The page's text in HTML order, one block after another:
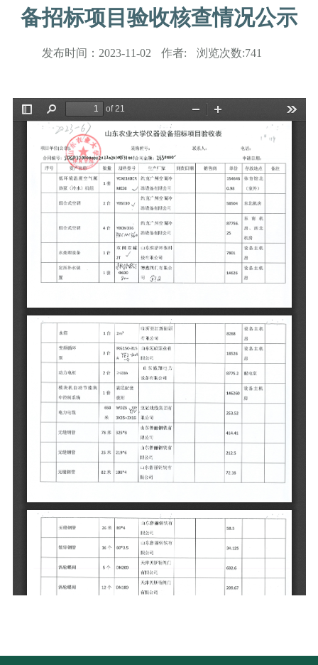
备招标项目验收核查情况公示
发布时间： 2023-11-02 作者: 浏览次数:741